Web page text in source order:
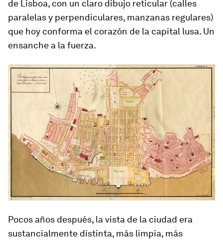
de Lisboa, con un claro dibujo reticular (calles
paralelas y perpendiculares, manzanas regulares)
que hoy conforma el corazón de la capital lusa. Un
ensanche a la fuerza.
Pocos años después, la vista de la ciudad era
sustancialmente distinta, más limpia, más